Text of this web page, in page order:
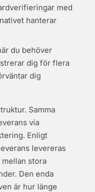
med
hanterar
du behöver
dig för flera
dig
Samma
via
Enligt
levereras
stora
Den enda
är hur länge